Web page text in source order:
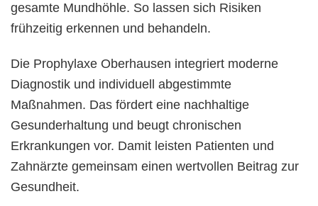
gesamte Mundhöhle. So lassen sich Risiken
frühzeitig erkennen und behandeln.
Die Prophylaxe Oberhausen integriert moderne
Diagnostik und individuell abgestimmte
Maßnahmen. Das fördert eine nachhaltige
Gesunderhaltung und beugt chronischen
Erkrankungen vor. Damit leisten Patienten und
Zahnärzte gemeinsam einen wertvollen Beitrag zur
Gesundheit.